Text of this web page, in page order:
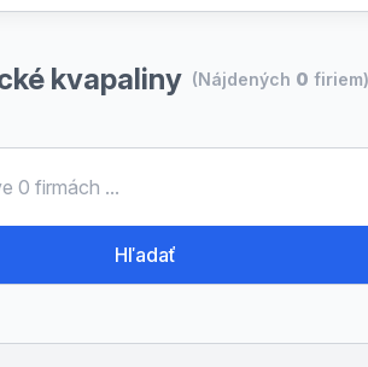
kvapaliny (Nájdených 0 firiem)
Hľadať